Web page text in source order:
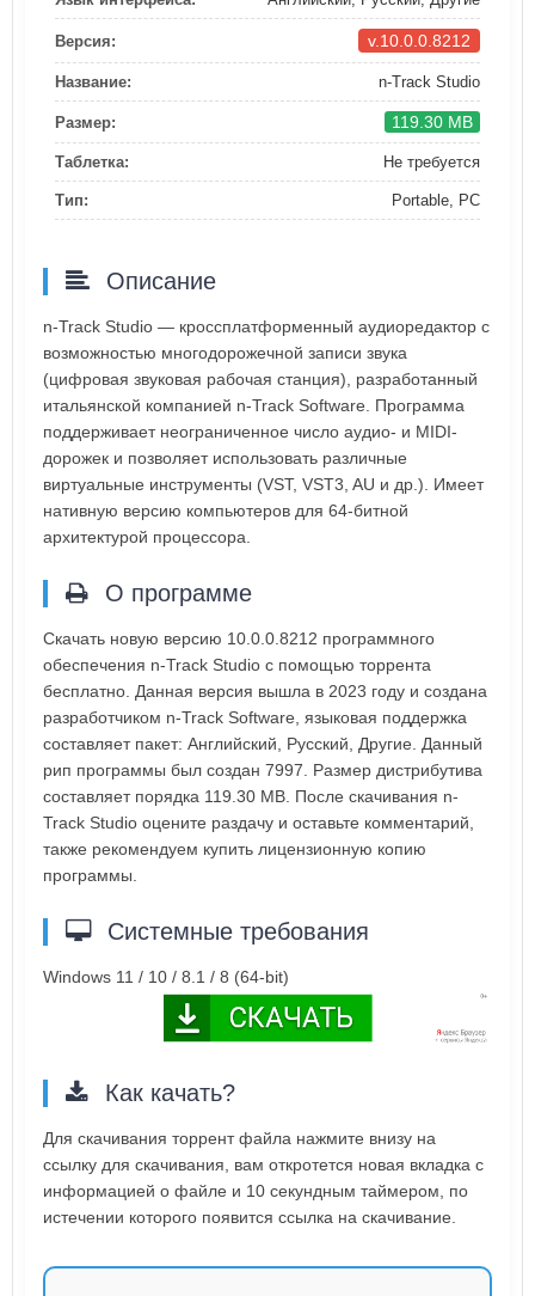
Версия: v.10.0.0.8212
Название: n-Track Studio
Размер: 119.30 MB
Таблетка: Не требуется
Тип: Portable, PC
Описание
n-Track Studio — кроссплатформенный аудиоредактор с
возможностью многодорожечной записи звука
(цифровая звуковая рабочая станция), разработанный
итальянской компанией n-Track Software. Программа
поддерживает неограниченное число аудио- и MIDI-
дорожек и позволяет использовать различные
виртуальные инструменты (VST, VST3, AU и др.). Имеет
нативную версию компьютеров для 64-битной
архитектурой процессора.
О программе
Скачать новую версию 10.0.0.8212 программного
обеспечения n-Track Studio с помощью торрента
бесплатно. Данная версия вышла в 2023 году и создана
разработчиком n-Track Software, языковая поддержка
составляет пакет: Английский, Русский, Другие. Данный
рип программы был создан 7997. Размер дистрибутива
составляет порядка 119.30 MB. После скачивания n-
Track Studio оцените раздачу и оставьте комментарий,
также рекомендуем купить лицензионную копию
программы.
Системные требования
Windows 11 / 10 / 8.1 / 8 (64-bit)
Как качать?
Для скачивания торрент файла нажмите внизу на
ссылку для скачивания, вам откротется новая вкладка с
информацией о файле и 10 секундным таймером, по
истечении которого появится ссылка на скачивание.